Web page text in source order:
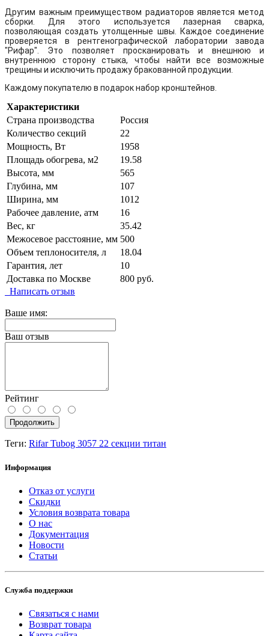
Другим важным преимуществом радиаторов является метод
сборки. Для этого используется лазерная сварка,
позволяющая создать утолщенные швы. Каждое соединение
проверяется в рентгенографической лаборатории завода
"Рифар". Это позволяет просканировать и внешнюю и
внутреннюю сторону стыка, чтобы найти все возможные
трещины и исключить продажу бракованной продукции.
Каждому покупателю в подарок набор кронштейнов.
Характеристики
Страна производства
Россия
Количество секций
22
Мощность, Вт
1958
Площадь обогрева, м2
19.58
Высота, мм
565
Глубина, мм
107
Ширина, мм
1012
Рабочее давление, атм
16
Вес, кг
35.42
Межосевое расстояние, мм 500
Объем теплоносителя, л
18.04
Гарантия, лет
10
Доставка по Москве
800 руб.
Написать отзыв
Ваше имя:
Ваш отзыв
Рейтинг
Продолжить
Теги: Rifar Tubog 3057 22 секции титан
Информация
Отказ от услуги
Скидки
Условия возврата товара
О нас
Документация
Новости
Статьи
Служба поддержки
Связаться с нами
Возврат товара